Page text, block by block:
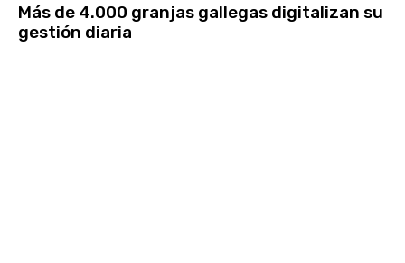
Más de 4.000 granjas gallegas digitalizan su
gestión diaria